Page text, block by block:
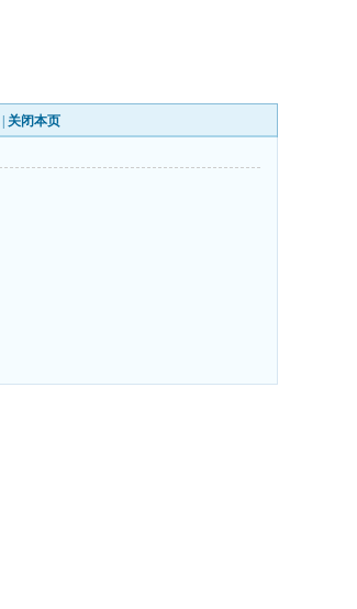
关闭本页